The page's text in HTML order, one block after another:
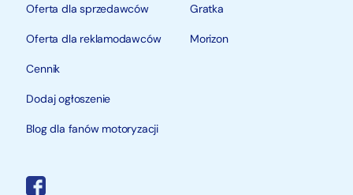
Oferta dla sprzedawców
Oferta dla reklamodawców
Cennik
Dodaj ogłoszenie
Blog dla fanów motoryzacji
Gratka
Morizon